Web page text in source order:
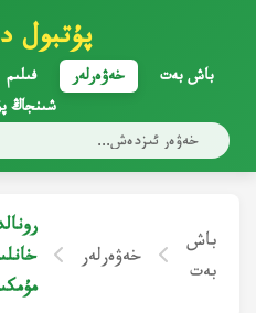
پۇتبول
باش بەت خەۋەرلەر فىلىم
شىنجاڭ
باش
بەت
خەۋەرلەر